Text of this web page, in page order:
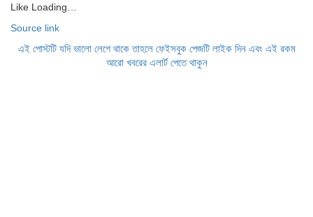
Like Loading…
Source link
এই পোস্টটি যদি ভালো লেগে থাকে তাহলে ফেইসবুক পেজটি লাইক দিন এবং এই রকম
আরো খবরের এলার্ট পেতে থাকুন